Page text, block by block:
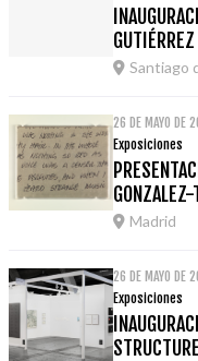
Santiago
26 DE MAYO DE
Exposiciones
Madrid
26 DE MAYO DE
Exposiciones